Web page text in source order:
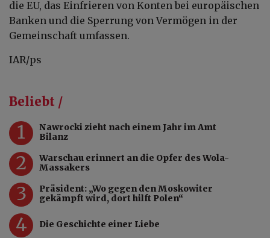
die EU, das Einfrieren von Konten bei europäischen
Banken und die Sperrung von Vermögen in der
Gemeinschaft umfassen.
IAR/ps
Beliebt /
1
Nawrocki zieht nach einem Jahr im Amt
Bilanz
2
Warschau erinnert an die Opfer des Wola-
Massakers
3
Präsident: „Wo gegen den Moskowiter
gekämpft wird, dort hilft Polen“
4 Die Geschichte einer Liebe